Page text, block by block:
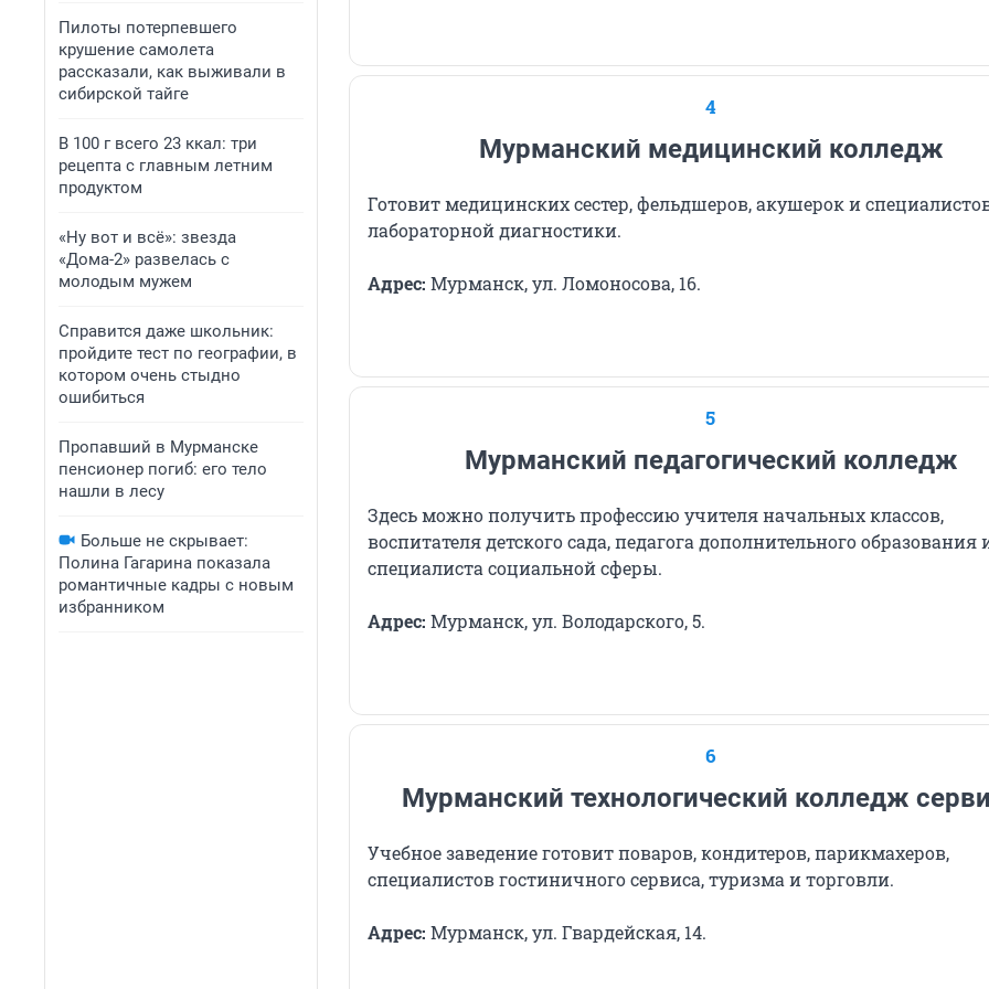
Пилоты потерпевшего
крушение самолета
рассказали, как выживали в
сибирской тайге
В 100 г всего 23 ккал: три
рецепта с главным летним
продуктом
«Ну вот и всё»: звезда
«Дома-2» развелась с
молодым мужем
Справится даже школьник:
пройдите тест по географии, в
котором очень стыдно
ошибиться
Пропавший в Мурманске
пенсионер погиб: его тело
нашли в лесу
Больше не скрывает:
Полина Гагарина показала
романтичные кадры с новым
избранником
4
Мурманский медицинский колледж
Готовит медицинских сестер, фельдшеров, акушерок и
лабораторной диагностики.
Адрес: Мурманск, ул. Ломоносова, 16.
5
Мурманский педагогический колледж
Здесь можно получить профессию учителя начальных классов,
воспитателя детского сада, педагога дополнительного образования
специалиста социальной сферы.
Адрес: Мурманск, ул. Володарского, 5.
6
Мурманский технологический колледж
Учебное заведение готовит поваров, кондитеров, парикмахеров,
специалистов гостиничного сервиса, туризма и торговли.
Адрес: Мурманск, ул. Гвардейская, 14.